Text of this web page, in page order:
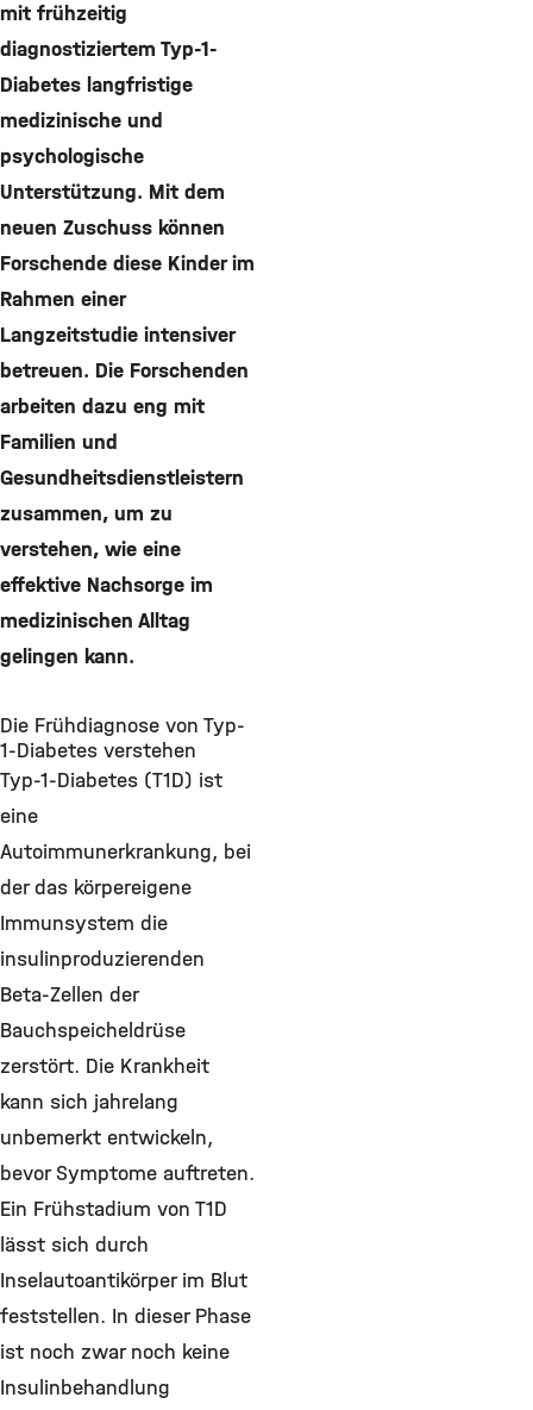
mit frühzeitig
diagnostiziertem Typ-1-
Diabetes langfristige
medizinische und
psychologische
Unterstützung. Mit dem
neuen Zuschuss können
Forschende diese Kinder im
Rahmen einer
Langzeitstudie intensiver
betreuen. Die Forschenden
arbeiten dazu eng mit
Familien und
Gesundheitsdienstleistern
zusammen, um zu
verstehen, wie eine
effektive Nachsorge im
medizinischen Alltag
gelingen kann.
Die Frühdiagnose von Typ-
1-Diabetes verstehen
Typ-1-Diabetes (T1D) ist
eine
Autoimmunerkrankung, bei
der das körpereigene
Immunsystem die
insulinproduzierenden
Beta-Zellen der
Bauchspeicheldrüse
zerstört. Die Krankheit
kann sich jahrelang
unbemerkt entwickeln,
bevor Symptome auftreten.
Ein Frühstadium von T1D
lässt sich durch
Inselautoantikörper im Blut
feststellen. In dieser Phase
ist noch zwar noch keine
Insulinbehandlung